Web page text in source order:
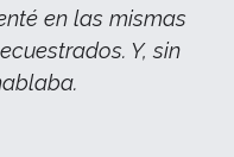
en las mismas
Y, sin